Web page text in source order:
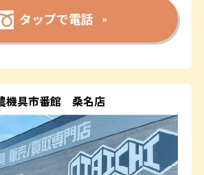
タップで電話
機具市番館 桑名店